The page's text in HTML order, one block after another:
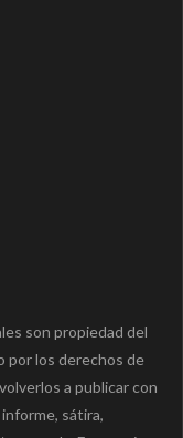
son propiedad del
por los derechos de
a publicar con
sátira,